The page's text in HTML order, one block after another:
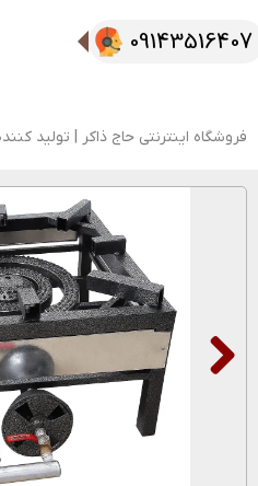
09143516407​​​​​​​
فروشگاه اینترنتی حاج ذاکر | تولید